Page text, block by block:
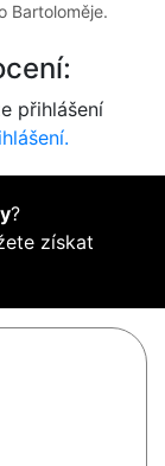
Bartoloměje.
přihlášení
?
získat